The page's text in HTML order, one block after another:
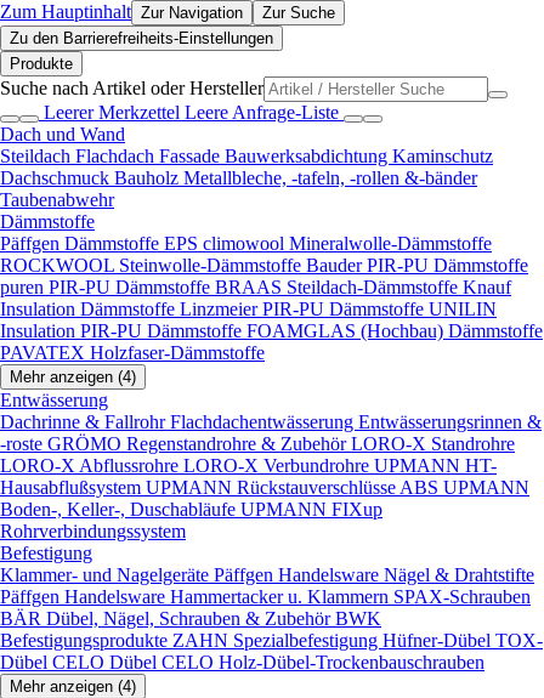
Zum Hauptinhalt Zur Navigation
Zur Suche
Zu den Barrierefreiheits-Einstellungen
Produkte
Suche nach Artikel oder Hersteller
Leerer Merkzettel Leere Anfrage-Liste
Dach und Wand
Steildach Flachdach Fassade Bauwerksabdichtung Kaminschutz
Dachschmuck Bauholz Metallbleche, -tafeln, -rollen &-bänder
Taubenabwehr
Dämmstoffe
Päffgen Dämmstoffe EPS climowool Mineralwolle-Dämmstoffe
ROCKWOOL Steinwolle-Dämmstoffe Bauder PIR-PU Dämmstoffe
puren PIR-PU Dämmstoffe BRAAS Steildach-Dämmstoffe Knauf
Insulation Dämmstoffe Linzmeier PIR-PU Dämmstoffe UNILIN
Insulation PIR-PU Dämmstoffe FOAMGLAS (Hochbau) Dämmstoffe
PAVATEX Holzfaser-Dämmstoffe
Mehr anzeigen (4)
Entwässerung
Dachrinne & FallrohrFlachdachentwässerung Entwässerungsrinnen &
-roste GRÖMO Regenstandrohre & ZubehörLORO-X Standrohre
LORO-X Abflussrohre LORO-X Verbundrohre UPMANN HT-
Hausabflußsystem UPMANN Rückstauverschlüsse ABS UPMANN
Boden-, Keller-, Duschabläufe UPMANN FIXup
Rohrverbindungssystem
Befestigung
Klammer- und Nagelgeräte Päffgen Handelsware Nägel & Drahtstifte
Päffgen Handelsware Hammertacker u. Klammern SPAX-Schrauben
BÄR Dübel, Nägel, Schrauben & ZubehörBWK
Befestigungsprodukte ZAHN Spezialbefestigung Hüfner-Dübel TOX-
Dübel CELO Dübel CELO Holz-Dübel-Trockenbauschrauben
Mehr anzeigen (4)